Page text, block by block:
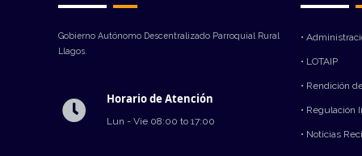
Gobierno Autónomo Descentralizado Parroquial Rural
Llagos.
Horario de Atención
Lun - Vie 08:00 to 17:00
•
• LOTAIP
• Rendición
• Regulación
• Noticias